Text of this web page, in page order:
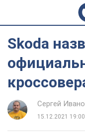
Skoda
Сергей
15.12.2021 19:00